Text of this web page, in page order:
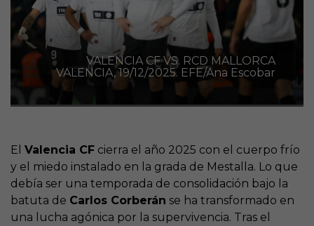
VALENCIA CF VS. RCD MALLORCA
VALENCIA, 19/12/2025. EFE/Ana Escobar
El Valencia CF cierra el año 2025 con el cuerpo frío
y el miedo instalado en la grada de Mestalla. Lo que
debía ser una temporada de consolidación bajo la
batuta de Carlos Corberán se ha transformado en
una lucha agónica por la supervivencia. Tras el